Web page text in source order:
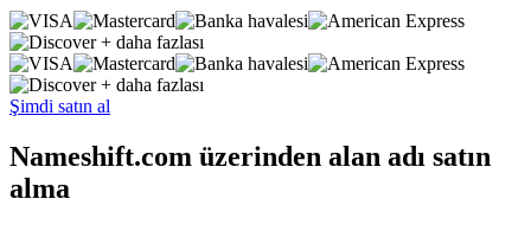
+ daha fazlası
+ daha fazlası
Şimdi satın al
Nameshift.com üzerinden alan adı satın
alma